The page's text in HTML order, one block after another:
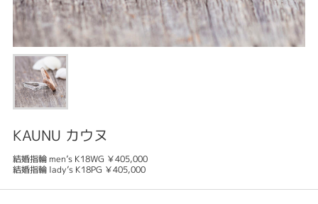
KAUNU カウヌ
結婚指輪 men’s K18WG ￥405,000
結婚指輪 lady’s K18PG ￥405,000